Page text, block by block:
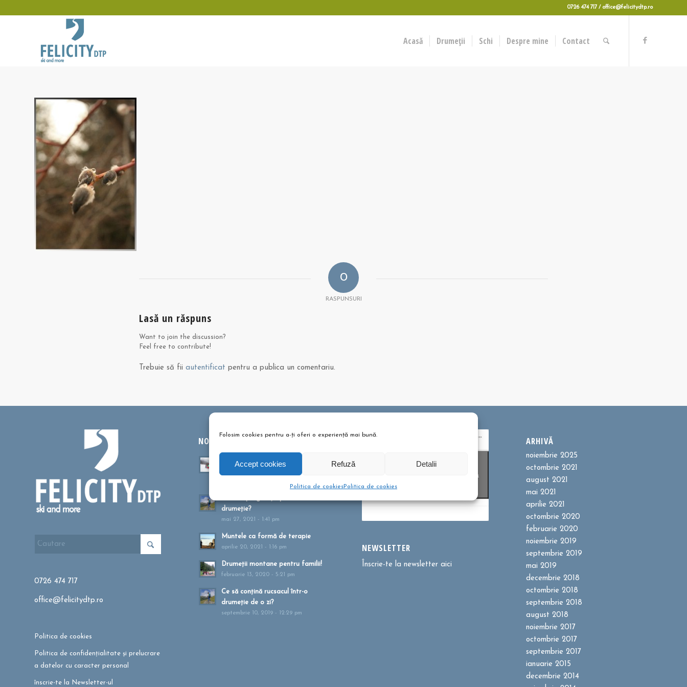
Folosim cookies pentru a-ți oferi o experiență mai bună.
Accept cookies Refuză Detalii
Politica de cookiesPolitica de cookies
0726 474 717 / office@felicitydtp.ro
Acasă Drumeții Schi Despre mine Contact
0
RASPUNSURI
Lasă un răspuns
Want to join the discussion?
Feel free to contribute!
Trebuie să fii autentificat pentru a publica un comentariu.
0726 474 717
office@felicitydtp.ro
Politica de cookies
Politica de confidențialitate și prelucrare
a datelor cu caracter personal
înscrie-te la Newsletter-ul
NOUTĂȚI ȘI ARTICOLE
Tabere pentru copii? Sunt bune
drumeție?
mai 27, 2021 - 1:41 pm
Muntele ca formă de terapie
aprilie 20, 2021 - 1:16 pm
Drumeții montane pentru familii!
februarie 13, 2020 - 5:21 pm
Ce să conțină rucsacul într-o
drumeție de o zi?
septembrie 10, 2019 - 12:29 pm
Dă clic pentru a accepta cookie-
urile pentru marketing și pentru a
activa acest conținut
NEWSLETTER
Înscrie-te la newsletter aici
ARHIVĂ
noiembrie 2025
octombrie 2021
august 2021
mai 2021
aprilie 2021
octombrie 2020
februarie 2020
noiembrie 2019
septembrie 2019
mai 2019
decembrie 2018
octombrie 2018
septembrie 2018
august 2018
noiembrie 2017
octombrie 2017
septembrie 2017
ianuarie 2015
decembrie 2014